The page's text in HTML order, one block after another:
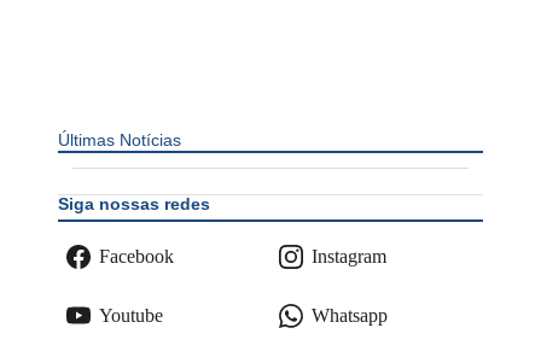
Últimas Notícias
Siga nossas redes
Facebook Instagram
Youtube Whatsapp